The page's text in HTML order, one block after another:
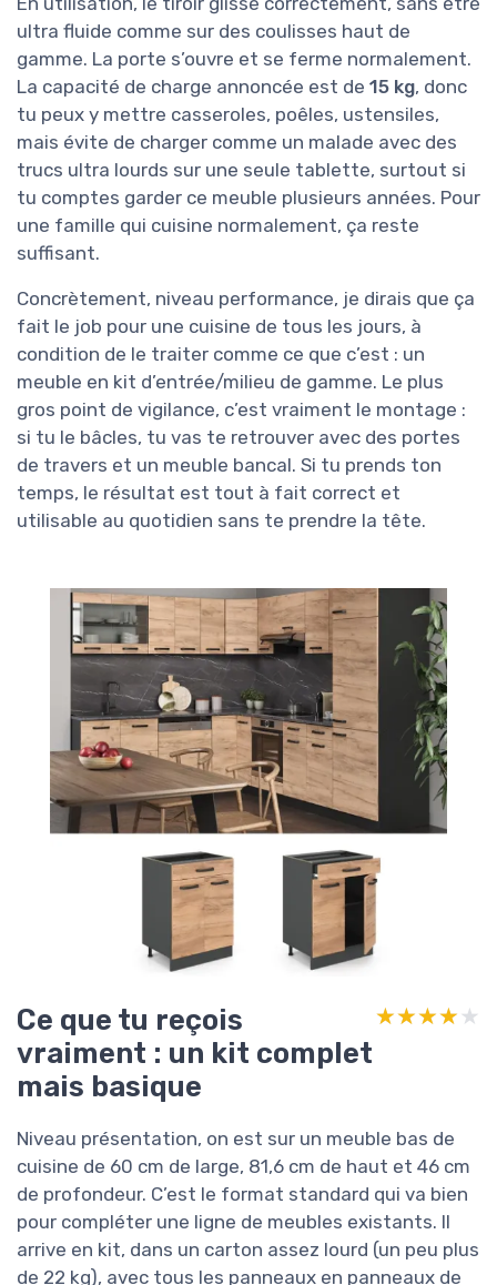
ultra fluide comme sur des coulisses haut de
gamme. La porte s’ouvre et se ferme normalement.
La capacité de charge annoncée est de 15 kg, donc
tu peux y mettre casseroles, poêles, ustensiles,
mais évite de charger comme un malade avec des
trucs ultra lourds sur une seule tablette, surtout si
tu comptes garder ce meuble plusieurs années. Pour
une famille qui cuisine normalement, ça reste
suffisant.
Concrètement, niveau performance, je dirais que ça
fait le job pour une cuisine de tous les jours, à
condition de le traiter comme ce que c’est : un
meuble en kit d’entrée/milieu de gamme. Le plus
gros point de vigilance, c’est vraiment le montage :
si tu le bâcles, tu vas te retrouver avec des portes
de travers et un meuble bancal. Si tu prends ton
temps, le résultat est tout à fait correct et
utilisable au quotidien sans te prendre la tête.
Ce que tu reçois
vraiment : un kit complet
mais basique
★★★★★
★★★★★
Niveau présentation, on est sur un meuble bas de
cuisine de 60 cm de large, 81,6 cm de haut et 46 cm
de profondeur. C’est le format standard qui va bien
pour compléter une ligne de meubles existants. Il
arrive en kit, dans un carton assez lourd (un peu plus
de 22 kg), avec tous les panneaux en panneaux de